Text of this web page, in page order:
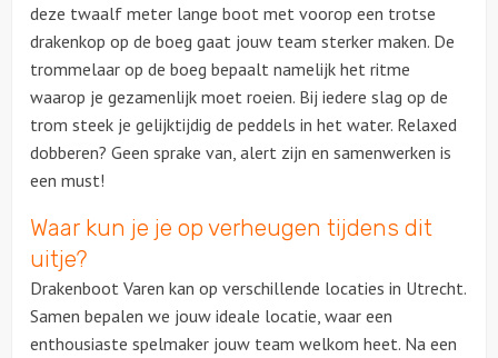
deze twaalf meter lange boot met voorop een trotse
drakenkop op de boeg gaat jouw team sterker maken. De
trommelaar op de boeg bepaalt namelijk het ritme
waarop je gezamenlijk moet roeien. Bij iedere slag op de
trom steek je gelijktijdig de peddels in het water. Relaxed
dobberen? Geen sprake van, alert zijn en samenwerken is
een must!
Waar kun je je op verheugen tijdens dit
uitje?
Drakenboot Varen kan op verschillende locaties in Utrecht.
Samen bepalen we jouw ideale locatie, waar een
enthousiaste spelmaker jouw team welkom heet. Na een